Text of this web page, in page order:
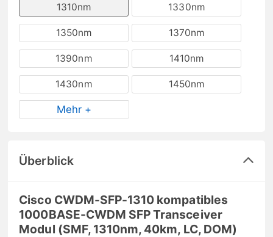
1310nm 1330nm
1350nm 1370nm
1390nm 1410nm
1430nm 1450nm
Mehr +
Überblick
Cisco CWDM-SFP-1310 kompatibles
1000BASE-CWDM SFP Transceiver
Modul (SMF, 1310nm, 40km, LC, DOM)